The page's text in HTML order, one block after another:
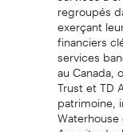
regroupés
exerçant
financiers
services
au Canada,
Trust et TD
patrimoine,